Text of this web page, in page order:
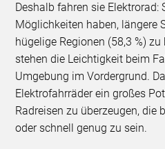
Deshalb fahren sie Elektrorad:
Möglichkeiten haben, längere
hügelige Regionen (58,3 %)
stehen die Leichtigkeit beim
Umgebung im Vordergrund.
Elektrofahrräder ein großes
Radreisen zu überzeugen, die
oder schnell genug zu sein.